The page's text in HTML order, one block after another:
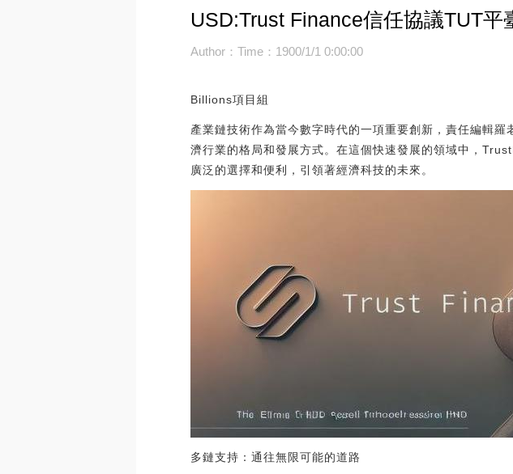
USD:Trust Finance信任協議TUT
Author：Time：1900/1/1 0:00:00
Billions項目組
產業鏈技術作為當今數字時代的一項重要創新，責任編輯
濟行業的格局和發展方式。在這個快速發展的領域中，
廣泛的選擇和便利，引領著經濟科技的未來。
多鏈支持：通往無限可能的道路